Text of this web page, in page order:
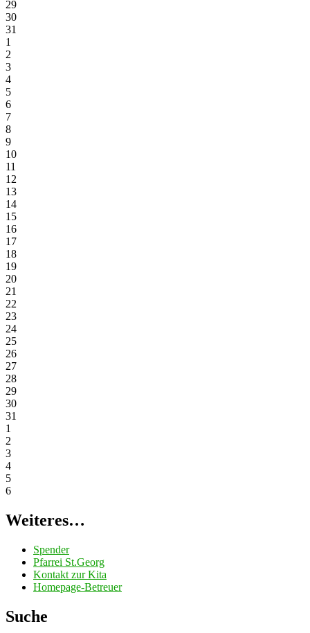
29
30
31
1
2
3
4
5
6
7
8
9
10
11
12
13
14
15
16
17
18
19
20
21
22
23
24
25
26
27
28
29
30
31
1
2
3
4
5
6
Weiteres…
Spender
Pfarrei St.Georg
Kontakt zur Kita
Homepage-Betreuer
Suche